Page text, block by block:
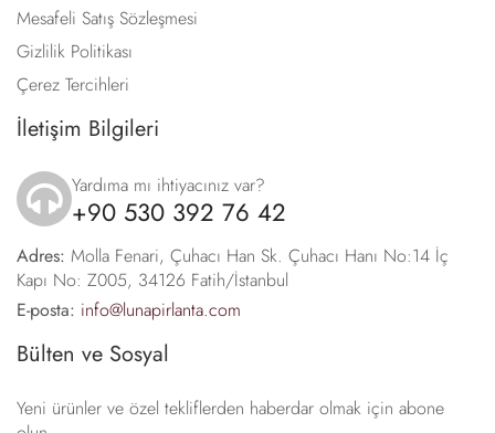
Mesafeli Satış Sözleşmesi
Gizlilik Politikası
Çerez Tercihleri
İletişim Bilgileri
icon
Yardıma mı ihtiyacınız var?
+90 530 392 76 42
Adres: Molla Fenari, Çuhacı Han Sk. Çuhacı Hanı No:14 İç
Kapı No: Z005, 34126 Fatih/İstanbul
E-posta: info@lunapirlanta.com
Bülten ve Sosyal
Yeni ürünler ve özel tekliflerden haberdar olmak için abone